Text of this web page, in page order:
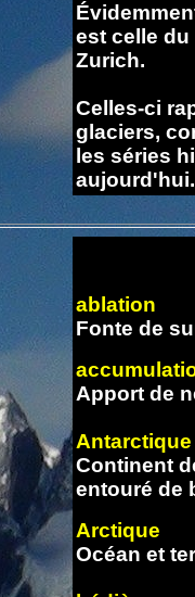
est celle
Zurich.
Celles-ci
glaciers,
les séries
aujourd'hui.
ablation
Fonte de
Apport de
Antarctique
Continent
entouré de
Arctique
Océan et